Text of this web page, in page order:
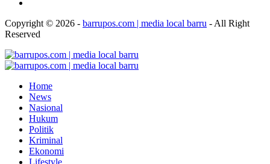
Copyright © 2026 - barrupos.com | media local barru - All Right
Reserved
Home
News
Nasional
Hukum
Politik
Kriminal
Ekonomi